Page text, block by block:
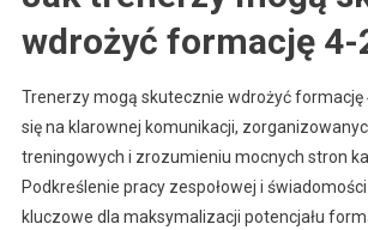
wdrożyć formację 4-
Trenerzy mogą skutecznie wdrożyć formację
się na klarownej komunikacji,
treningowych i zrozumieniu mocnych stron
Podkreślenie pracy zespołowej i
kluczowe dla maksymalizacji potencjału